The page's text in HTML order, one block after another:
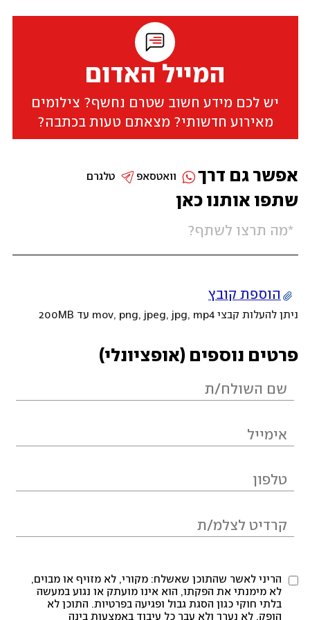
המייל האדום
יש לכם מידע חשוב שטרם נחשף? צילומים
מאירוע חדשותי? מצאתם טעות בכתבה?
שתפו אותנו כאן
הוספת קובץ
ניתן להעלות קבצי mov, png, jpeg, jpg, mp4 עד 200MB
פרטים נוספים (אופציונלי)
הריני לאשר שהתוכן שאשלח: מקורי, לא מזויף או מבוים,
לא מימנתי את הפקתו, הוא אינו מועתק או נגוע במעשה
בלתי חוקי כגון הסגת גבול ופגיעה בפרטיות. התוכן לא
הופק, לא נערך ולא עבר כל עיבוד באמצעות בינה
אפשר גם דרך טלגרם וואטסאפ